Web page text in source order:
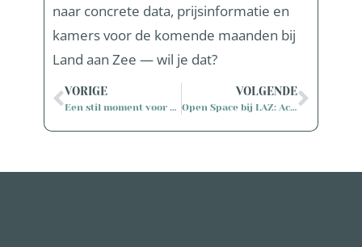
naar concrete data, prijsinformatie en
kamers voor de komende maanden bij
Land aan Zee — wil je dat?
VORIGE
Een stil moment voor alle slachtoffers en hun families in Spanje
VOLGENDE
Open Space bij LAZ: Active Hope als kompas in bewogen tijden